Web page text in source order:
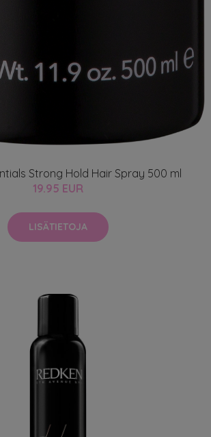
Strong Hold Hair Spray 500 ml
19.95 EUR
LISÄTIETOJA